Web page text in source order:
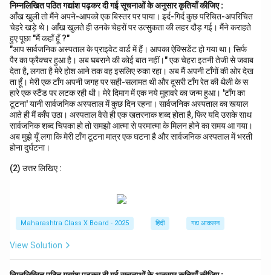
निम्नलिखित पठित गद्यांश पढ़कर दी गई सूचनाओं के अनुसार कृतियाँ कीजिए :
आँख खुली तो मैंने अपने-आपको एक बिस्तर पर पाया। इर्द-गिर्द कुछ परिचित-अपरिचित
चेहरे खड़े थे। आँख खुलते ही उनके चेहरों पर उत्सुकता की लहर दौड़ गई। मैंने कराहते
हुए पूछा "मैं कहाँ हूँ ?"
"आप सार्वजनिक अस्पताल के प्राइवेट वार्ड में हैं। आपका ऐक्सिडेंट हो गया था। सिर्फ
पैर का फ्रैक्चर हुआ है। अब घबराने की कोई बात नहीं।" एक चेहरा इतनी तेजी से जवाब
देता है, लगता है मेरे होश आने तक वह इसलिए रुका रहा। अब मैं अपनी टाँगों की ओर देख
ता हूँ। मेरी एक टाँग अपनी जगह पर सही-सलामत थी और दूसरी टाँग रेत की थैली के स
हारे एक स्टैंड पर लटक रही थी। मेरे दिमाग में एक नये मुहावरे का जन्म हुआ। 'टाँग का
टूटना' यानी सार्वजनिक अस्पताल में कुछ दिन रहना। सार्वजनिक अस्पताल का खयाल
आते ही मैं काँप उठा। अस्पताल वैसे ही एक खतरनाक शब्द होता है, फिर यदि उसके साथ
सार्वजनिक शब्द चिपका हो तो समझो आत्मा से परमात्मा के मिलन होने का समय आ गया।
अब मुझे यूँ लगा कि मेरी टाँग टूटना मात्र एक घटना है और सार्वजनिक अस्पताल में भरती
होना दुर्घटना।
(2) उत्तर लिखिए :
Maharashtra Class X Board - 2025 हिंदी गद्य आकलन
View Solution